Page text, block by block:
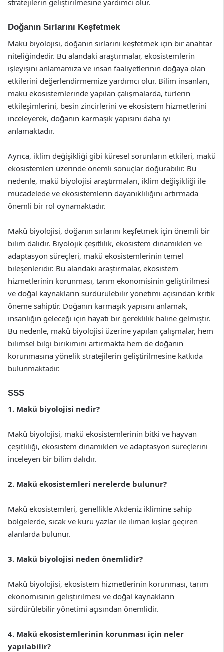
stratejilerin geliştirilmesine yardımcı olur.
Doğanın Sırlarını Keşfetmek
Makü biyolojisi, doğanın sırlarını keşfetmek için bir anahtar
niteliğindedir. Bu alandaki araştırmalar, ekosistemlerin
işleyişini anlamamıza ve insan faaliyetlerinin doğaya olan
etkilerini değerlendirmemize yardımcı olur. Bilim insanları,
makü ekosistemlerinde yapılan çalışmalarda, türlerin
etkileşimlerini, besin zincirlerini ve ekosistem hizmetlerini
inceleyerek, doğanın karmaşık yapısını daha iyi
anlamaktadır.
Ayrıca, iklim değişikliği gibi küresel sorunların etkileri, makü
ekosistemleri üzerinde önemli sonuçlar doğurabilir. Bu
nedenle, makü biyolojisi araştırmaları, iklim değişikliği ile
mücadelede ve ekosistemlerin dayanıklılığını artırmada
önemli bir rol oynamaktadır.
Makü biyolojisi, doğanın sırlarını keşfetmek için önemli bir
bilim dalıdır. Biyolojik çeşitlilik, ekosistem dinamikleri ve
adaptasyon süreçleri, makü ekosistemlerinin temel
bileşenleridir. Bu alandaki araştırmalar, ekosistem
hizmetlerinin korunması, tarım ekonomisinin geliştirilmesi
ve doğal kaynakların sürdürülebilir yönetimi açısından kritik
öneme sahiptir. Doğanın karmaşık yapısını anlamak,
insanlığın geleceği için hayati bir gereklilik haline gelmiştir.
Bu nedenle, makü biyolojisi üzerine yapılan çalışmalar, hem
bilimsel bilgi birikimini artırmakta hem de doğanın
korunmasına yönelik stratejilerin geliştirilmesine katkıda
bulunmaktadır.
SSS
1. Makü biyolojisi nedir?
Makü biyolojisi, makü ekosistemlerinin bitki ve hayvan
çeşitliliği, ekosistem dinamikleri ve adaptasyon süreçlerini
inceleyen bir bilim dalıdır.
2. Makü ekosistemleri nerelerde bulunur?
Makü ekosistemleri, genellikle Akdeniz iklimine sahip
bölgelerde, sıcak ve kuru yazlar ile ılıman kışlar geçiren
alanlarda bulunur.
3. Makü biyolojisi neden önemlidir?
Makü biyolojisi, ekosistem hizmetlerinin korunması, tarım
ekonomisinin geliştirilmesi ve doğal kaynakların
sürdürülebilir yönetimi açısından önemlidir.
4. Makü ekosistemlerinin korunması için neler
yapılabilir?